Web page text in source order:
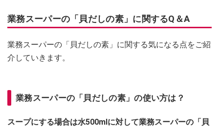
業務スーパーの「貝だしの素」に関するQ＆A
業務スーパーの「貝だしの素」に関する気になる点をご紹
介していきます。
業務スーパーの「貝だしの素」の使い方は？
スープにする場合は水500mlに対して業務スーパーの「貝